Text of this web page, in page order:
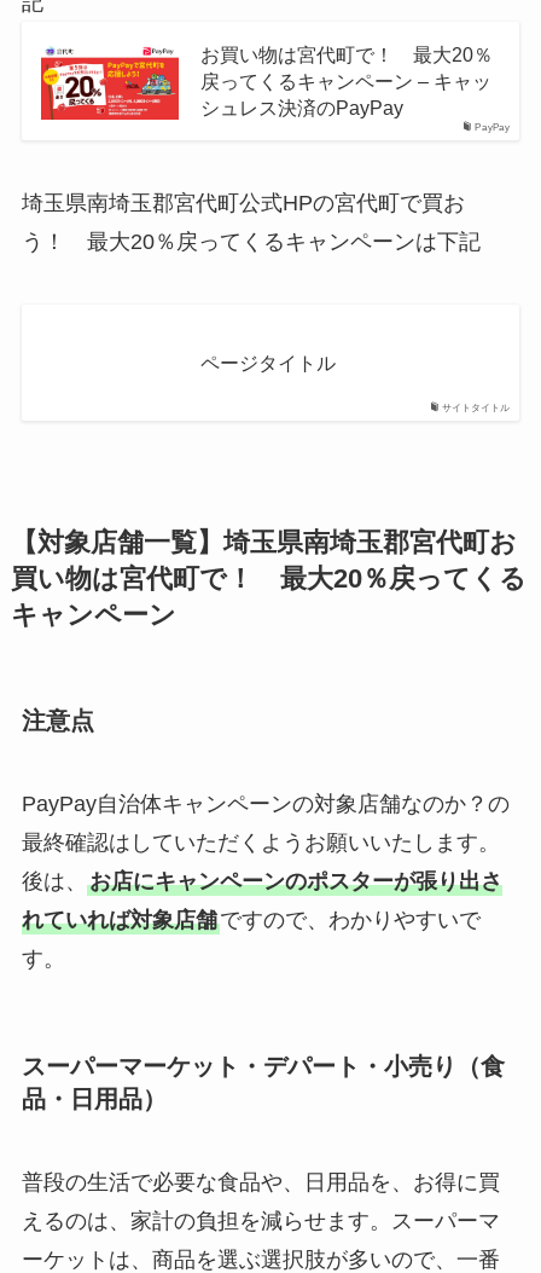
PayPay
お買い物は宮代町で！ 最大20％
戻ってくるキャンペーン – キャッ
シュレス決済のPayPay
埼玉県南埼玉郡宮代町公式HPの宮代町で買お
う！ 最大20％戻ってくるキャンペーンは下記
サイトタイトル
ページタイトル
【対象店舗一覧】埼玉県南埼玉郡宮代町お
買い物は宮代町で！ 最大20％戻ってくる
キャンペーン
注意点
PayPay自治体キャンペーンの対象店舗なのか？の
最終確認はしていただくようお願いいたします。
後は、 お店にキャンペーンのポスターが張り出さ
れていれば対象店舗ですので、わかりやすいで
す。
スーパーマーケット・デパート・小売り（食
品・日用品）
普段の生活で必要な食品や、日用品を、お得に買
えるのは、家計の負担を減らせます。スーパーマ
ーケットは、商品を選ぶ選択肢が多いので、一番